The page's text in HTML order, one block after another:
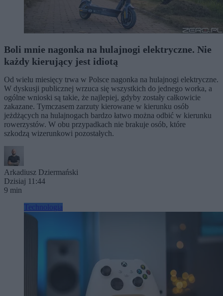
Boli mnie nagonka na hulajnogi elektryczne. Nie
każdy kierujący jest idiotą
Od wielu miesięcy trwa w Polsce nagonka na hulajnogi elektryczne.
W dyskusji publicznej wrzuca się wszystkich do jednego worka, a
ogólne wnioski są takie, że najlepiej, gdyby zostały całkowicie
zakazane. Tymczasem zarzuty kierowane w kierunku osób
jeżdżących na hulajnogach bardzo łatwo można odbić w kierunku
rowerzystów. W obu przypadkach nie brakuje osób, które
szkodzą wizerunkowi pozostałych.
Arkadiusz Dziermański
Dzisiaj 11:44
9 min
Technologia